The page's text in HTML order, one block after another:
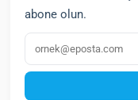
abone olun.
E‑posta